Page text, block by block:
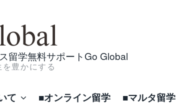
留学無料サポートGo Global
豊かにする
て ■オンライン留学 ■マルタ留学